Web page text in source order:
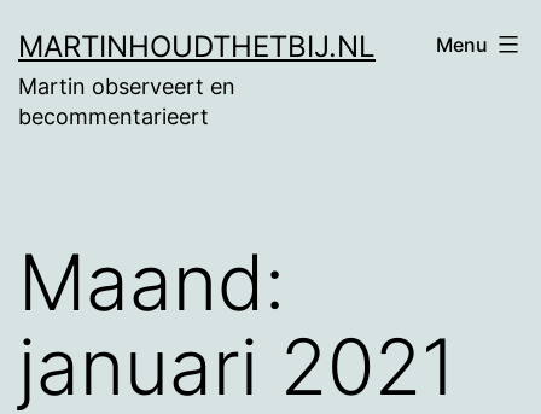
naar
de
MARTINHOUDTHETBIJ.NL
Martin observeert en
becommentarieert
Menu
Maand:
januari 2021